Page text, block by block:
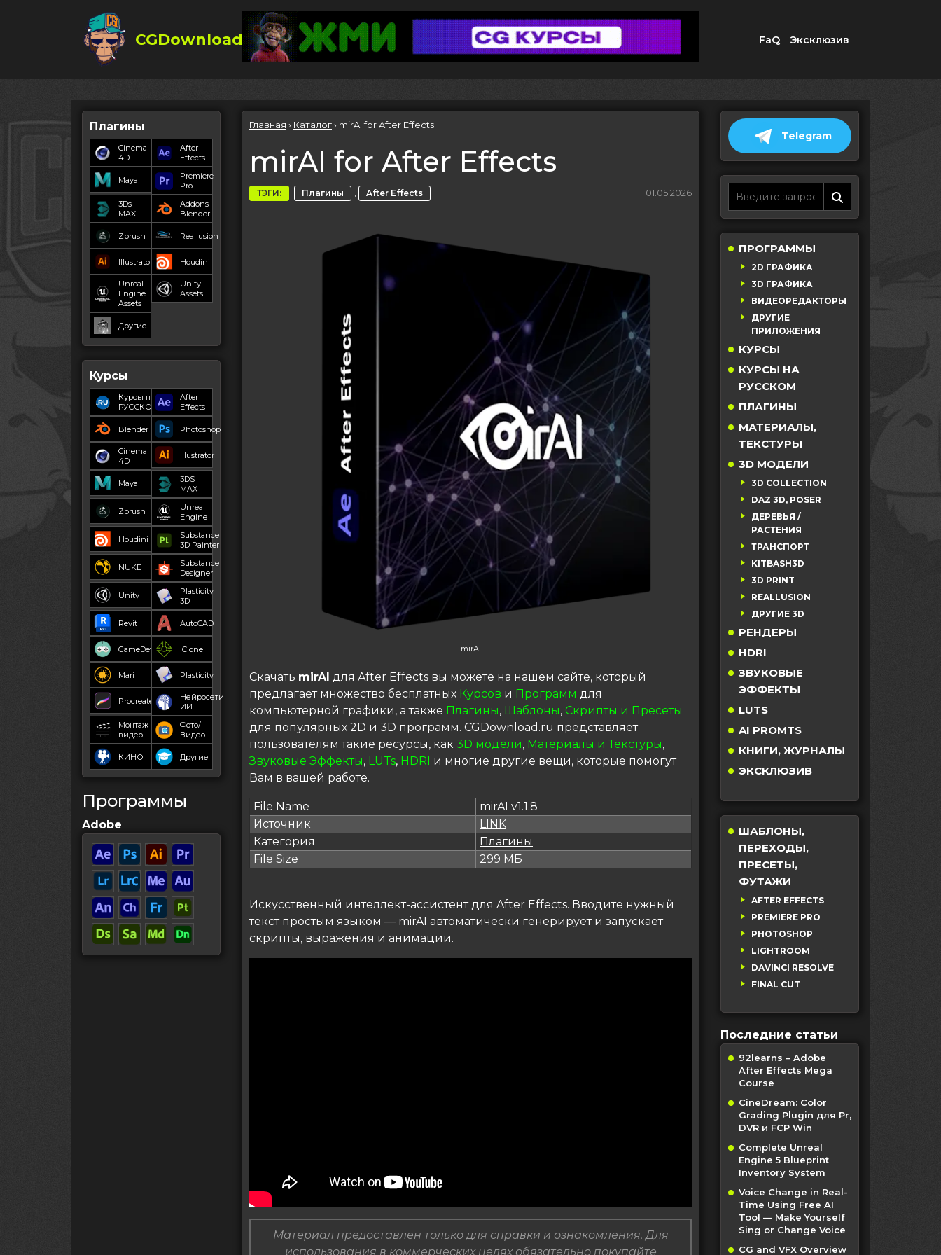
CGDownload FaQ Эксклюзив
Плагины
Cinema
4D
After
Effects
Maya
Premiere
Pro
3Ds
MAX
Addons
Blender
Zbrush Reallusion
Illustrator Houdini
Unreal
Engine
Assets
Unity
Assets
Другие
Курсы
Курсы на
РУССКОМ
After
Effects
Blender Photoshop
Cinema
4D
Illustrator
Maya
3DS
MAX
Zbrush
Unreal
Engine
Houdini
Substance
3D Painter
NUKE
Substance
Designer
Unity
Plasticity
3D
Revit AutoCAD
GameDev IClone
Mari Plasticity
Procreate
Нейросети
ИИ
Монтаж
видео
Фото/
Видео
КИНО Другие
Программы
Adobe
Главная › Каталог› mirAI for After Effects
mirAI for After Effects
ТЭГИ: Плагины , After Effects 01.05.2026
mirAI
Скачать mirAI для After Effects вы можете на нашем сайте, который
предлагает множество бесплатных Курсов и Программ для
компьютерной графики, а также Плагины, Шаблоны, Скрипты и Пресеты
для популярных 2D и 3D программ. CGDownload.ru представляет
пользователям такие ресурсы, как 3D модели, Материалы и Текстуры,
Звуковые Эффекты, LUTs, HDRI и многие другие вещи, которые помогут
Вам в вашей работе.
File Name
mirAI v1.1.8
Источник
LINK
Категория
Плагины
File Size
299 МБ
Искусственный интеллект-ассистент для After Effects. Вводите нужный
текст простым языком — mirAI автоматически генерирует и запускает
скрипты, выражения и анимации.
Материал предоставлен только для справки и ознакомления. Для
использования в коммерческих целях обязательно покупайте
Telegram
ПРОГРАММЫ
2D ГРАФИКА
3D ГРАФИКА
ВИДЕОРЕДАКТОРЫ
ДРУГИЕ
ПРИЛОЖЕНИЯ
КУРСЫ
КУРСЫ НА
РУССКОМ
ПЛАГИНЫ
МАТЕРИАЛЫ,
ТЕКСТУРЫ
3D МОДЕЛИ
3D COLLECTION
DAZ 3D, POSER
ДЕРЕВЬЯ /
РАСТЕНИЯ
ТРАНСПОРТ
KITBASH3D
3D PRINT
REALLUSION
ДРУГИЕ 3D
РЕНДЕРЫ
HDRI
ЗВУКОВЫЕ
ЭФФЕКТЫ
LUTS
AI PROMTS
КНИГИ, ЖУРНАЛЫ
ЭКСКЛЮЗИВ
ШАБЛОНЫ,
ПЕРЕХОДЫ,
ПРЕСЕТЫ,
ФУТАЖИ
AFTER EFFECTS
PREMIERE PRO
PHOTOSHOP
LIGHTROOM
DAVINCI RESOLVE
FINAL CUT
Последние статьи
92learns – Adobe
After Effects Mega
Course
CineDream: Color
Grading Plugin для Pr,
DVR и FCP Win
Complete Unreal
Engine 5 Blueprint
Inventory System
Voice Change in Real-
Time Using Free AI
Tool — Make Yourself
Sing or Change Voice
CG and VFX Overview